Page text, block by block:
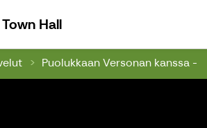
HallSäynätsalo Town Hall
Puolukkaan Versonan kanssa -